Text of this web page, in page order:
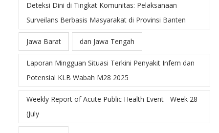
Deteksi Dini di Tingkat Komunitas: Pelaksanaan
Surveilans Berbasis Masyarakat di Provinsi Banten
Jawa Barat dan Jawa Tengah
Laporan Mingguan Situasi Terkini Penyakit Infem dan
Potensial KLB Wabah M28 2025
Weekly Report of Acute Public Health Event - Week 28
(July